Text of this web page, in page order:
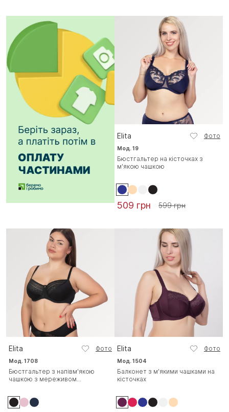
Elita Фото
Мод. 19
Бюстгальтер на кісточках з
м'якою чашкою
509 грн 599 грн
Elita Фото
Мод. 1708
Бюстгальтер з напівм'якою
чашкою з мереживом...
Elita Фото
Мод. 1504
Балконет з м'якими чашками на
кісточках